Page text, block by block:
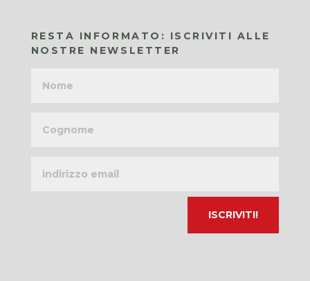
RESTA INFORMATO: ISCRIVITI ALLE
NOSTRE NEWSLETTER
email